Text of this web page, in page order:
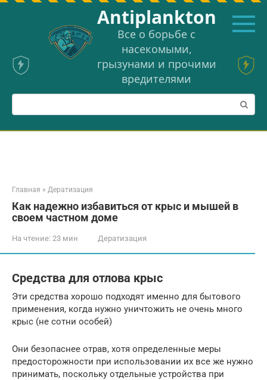
Перейти
Аntiplankton
Все о борьбе с
насекомыми,
грызунами и прочими
вредителями
Поиск:
Главная » Дератизация
Как надежно избавиться от крыс и мышей в
своем частном доме
На чтение: 23 мин Дератизация
Средства для отлова крыс
Эти средства хорошо подходят именно для бытового
применения, когда нужно уничтожить не очень много
крыс (не сотни особей)
Они безопаснее отрав, хотя определенные меры
предосторожности при использовании их все же нужно
принимать, поскольку отдельные устройства при